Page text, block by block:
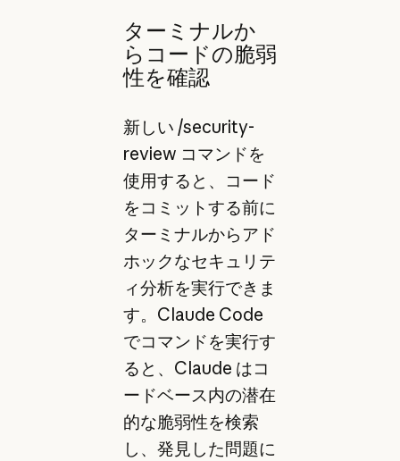
ターミナルか
らコードの脆弱
性を確認
新しい /security-
review コマンドを
使用すると、コード
をコミットする前に
ターミナルからアド
ホックなセキュリテ
ィ分析を実行できま
す。Claude Code
でコマンドを実行す
ると、Claude はコ
ードベース内の潜在
的な脆弱性を検索
し、発見した問題に